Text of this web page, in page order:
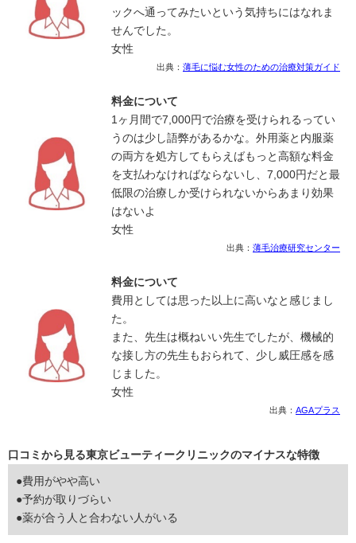
ックへ通ってみたいという気持ちにはなれま
せんでした。
女性
出典： 薄毛に悩む女性のための治療対策ガイド
料金について
1ヶ月間で7,000円で治療を受けられるってい
うのは少し語弊があるかな。外用薬と内服薬
の両方を処方してもらえばもっと高額な料金
を支払わなければならないし、7,000円だと最
低限の治療しか受けられないからあまり効果
はないよ
女性
出典： 薄毛治療研究センター
料金について
費用としては思った以上に高いなと感じまし
た。
また、先生は概ねいい先生でしたが、機械的
な接し方の先生もおられて、少し威圧感を感
じました。
女性
出典： AGAプラス
口コミから見る東京ビューティークリニックのマイナスな特徴
●費用がやや高い
●予約が取りづらい
●薬が合う人と合わない人がいる